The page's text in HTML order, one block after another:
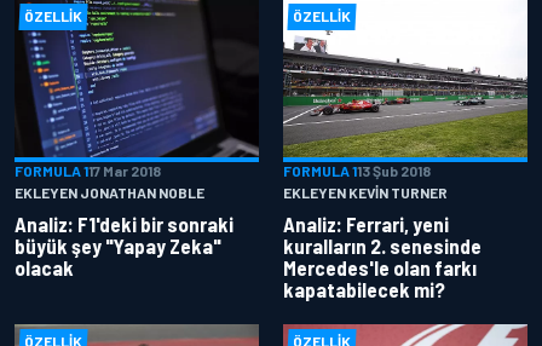
ÖZELLIK
FORMULA 117 Mar 2018
EKLEYEN JONATHAN NOBLE
Analiz: F1'deki bir sonraki
büyük şey "Yapay Zeka"
olacak
ÖZELLIK
FORMULA 113 Şub 2018
EKLEYEN KEVIN TURNER
Analiz: Ferrari, yeni
kuralların 2. senesinde
Mercedes'le olan farkı
kapatabilecek mi?
ÖZELLIK ÖZELLIK